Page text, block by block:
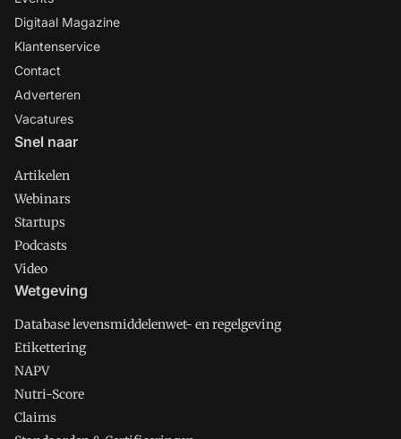
Digitaal Magazine
Klantenservice
Contact
Adverteren
Vacatures
Snel naar
Artikelen
Webinars
Startups
Podcasts
Video
Wetgeving
Database levensmiddelenwet- en regelgeving
Etikettering
NAPV
Nutri-Score
Claims